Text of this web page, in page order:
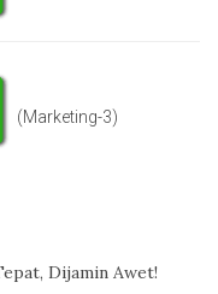
(Marketing-3)
Dijamin Awet!